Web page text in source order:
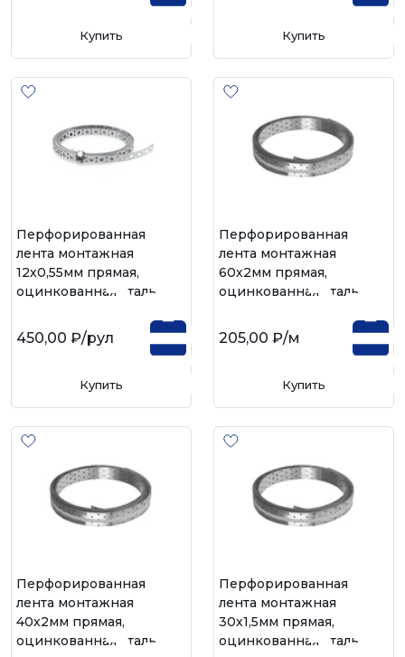
Купить Купить
Перфорированная
лента монтажная
12х0,55мм прямая,
оцинкованная сталь
450,00 ₽/рул
Купить
Перфорированная
лента монтажная
60х2мм прямая,
оцинкованная сталь
205,00 ₽/м
Купить
Перфорированная
лента монтажная
40х2мм прямая,
оцинкованная сталь
Перфорированная
лента монтажная
30х1,5мм прямая,
оцинкованная сталь